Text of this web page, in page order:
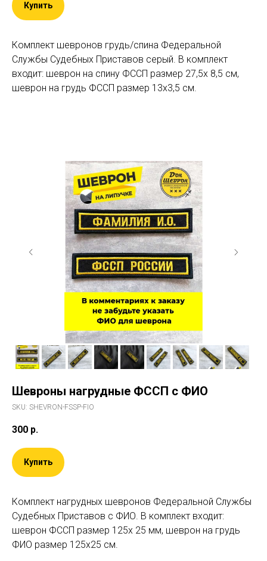
Купить
Комплект шевронов грудь/спина Федеральной
Службы Судебных Приставов серый. В комплект
входит: шеврон на спину ФССП размер 27,5х 8,5 см,
шеврон на грудь ФССП размер 13х3,5 см.
Шевроны нагрудные ФССП с ФИО
SKU: SHEVRON-FSSP-FIO
300 р.
Купить
Комплект нагрудных шевронов Федеральной Службы
Судебных Приставов с ФИО. В комплект входит:
шеврон ФССП размер 125х 25 мм, шеврон на грудь
ФИО размер 125х25 см.